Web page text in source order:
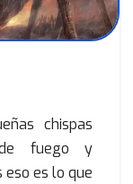
chispas
de fuego y
eso es lo que